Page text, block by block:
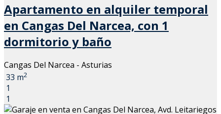
Apartamento en alquiler temporal
en Cangas Del Narcea, con 1
dormitorio y baño
Cangas Del Narcea - Asturias
33 m2
1
1